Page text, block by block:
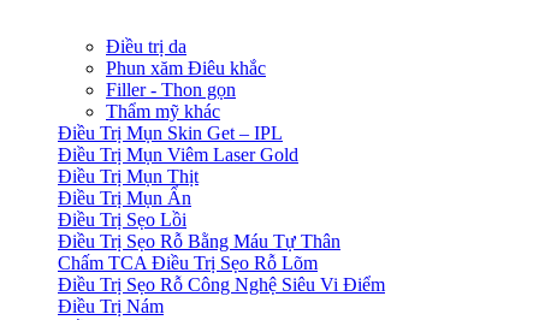
Điều trị da
Phun xăm Điêu khắc
Filler - Thon gọn
Thẩm mỹ khác
Điều Trị Mụn Skin Get – IPL
Điều Trị Mụn Viêm Laser Gold
Điều Trị Mụn Thịt
Điều Trị Mụn Ẩn
Điều Trị Sẹo Lồi
Điều Trị Sẹo Rỗ Bằng Máu Tự Thân
Chấm TCA Điều Trị Sẹo Rỗ Lõm
Điều Trị Sẹo Rỗ Công Nghệ Siêu Vi Điểm
Điều Trị Nám